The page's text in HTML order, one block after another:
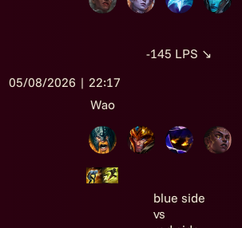
-145 LPS ↘
05/08/2026 | 22:17
Wao
blue side
vs